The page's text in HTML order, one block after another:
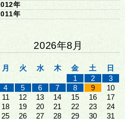
年
年
2026年8月
月 火 水 木 金 土
日
1
2
3
4
5 6 7 8 9
10
11
12 13 14 15 16
17
18
19 20 21 22 23
24
25
26 27 28 29 30 31